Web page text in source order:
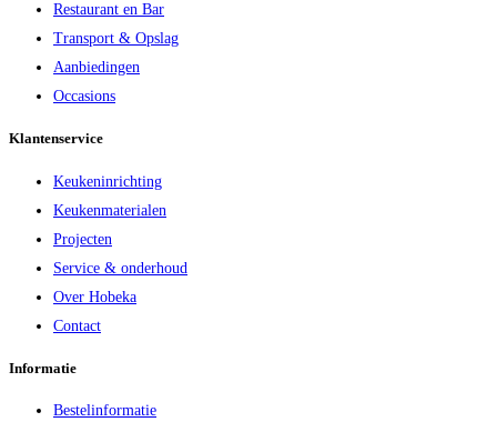
Restaurant en Bar
Transport & Opslag
Aanbiedingen
Occasions
Klantenservice
Keukeninrichting
Keukenmaterialen
Projecten
Service & onderhoud
Over Hobeka
Contact
Informatie
Bestelinformatie